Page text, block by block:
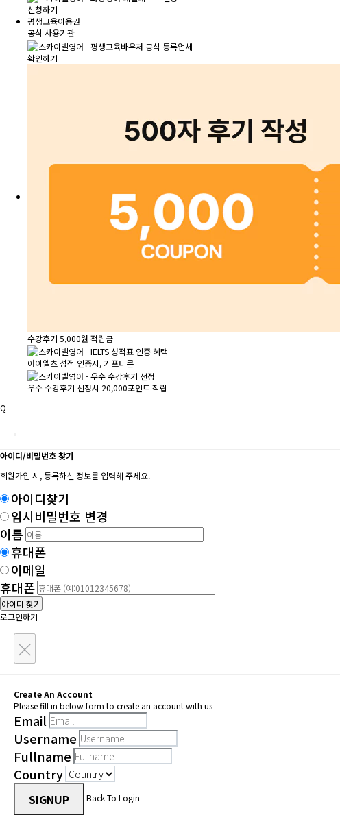
신청하기
평생교육이용권
공식 사용기관
확인하기
수강후기 5,000원 적립금
아이엘츠 성적 인증시, 기프티콘
우수 수강후기 선정시 20,000포인트 적립
Q
아이디/비밀번호 찾기
회원가입 시, 등록하신 정보를 입력해 주세요.
아이디찾기
임시비밀번호 변경
이름
휴대폰
이메일
휴대폰
아이디 찾기
로그인하기
×
Create An Account
Please fill in below form to create an account with us
Email
Username
Fullname
Country
SIGNUP Back To Login